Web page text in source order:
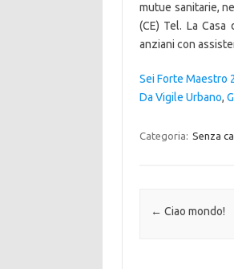
mutue sanitarie,
(CE) Tel. La
anziani con
Sei Forte Maestro
Da Vigile Urbano,
Categoria: Senza
Navigazione
← Ciao mondo!